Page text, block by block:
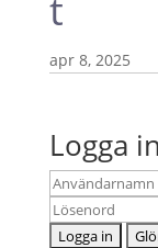
apr 8, 2025
Logga